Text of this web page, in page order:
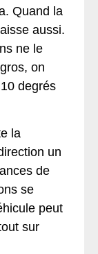
Quand la
aussi.
ne le
on
degrés
la
un
de
se
peut
sur